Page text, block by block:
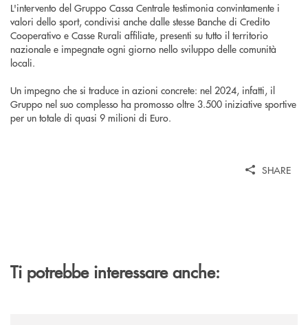
L'intervento del Gruppo Cassa Centrale testimonia convintamente i
valori dello sport, condivisi anche dalle stesse Banche di Credito
Cooperativo e Casse Rurali affiliate, presenti su tutto il territorio
nazionale e impegnate ogni giorno nello sviluppo delle comunità
locali.
Un impegno che si traduce in azioni concrete: nel 2024, infatti, il
Gruppo nel suo complesso ha promosso oltre 3.500 iniziative sportive
per un totale di quasi 9 milioni di Euro.
SHARE
Ti potrebbe interessare anche: